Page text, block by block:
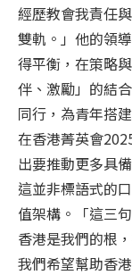
經歷教會我責任
雙軌。」他的領
得平衡，在策略
伴、激勵」的結
同行，為青年搭
在香港菁英會
出要推動更多具
這並非標語式的
值架構。「這三
香港是我們的根
我們希望幫助香